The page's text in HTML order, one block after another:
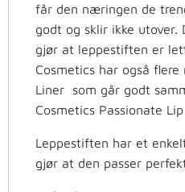
får den næringen de
godt og sklir ikke utover.
gjør at leppestiften er
Cosmetics har også
Liner som går godt
Cosmetics Passionate Lip
Leppestiften har et
gjør at den passer